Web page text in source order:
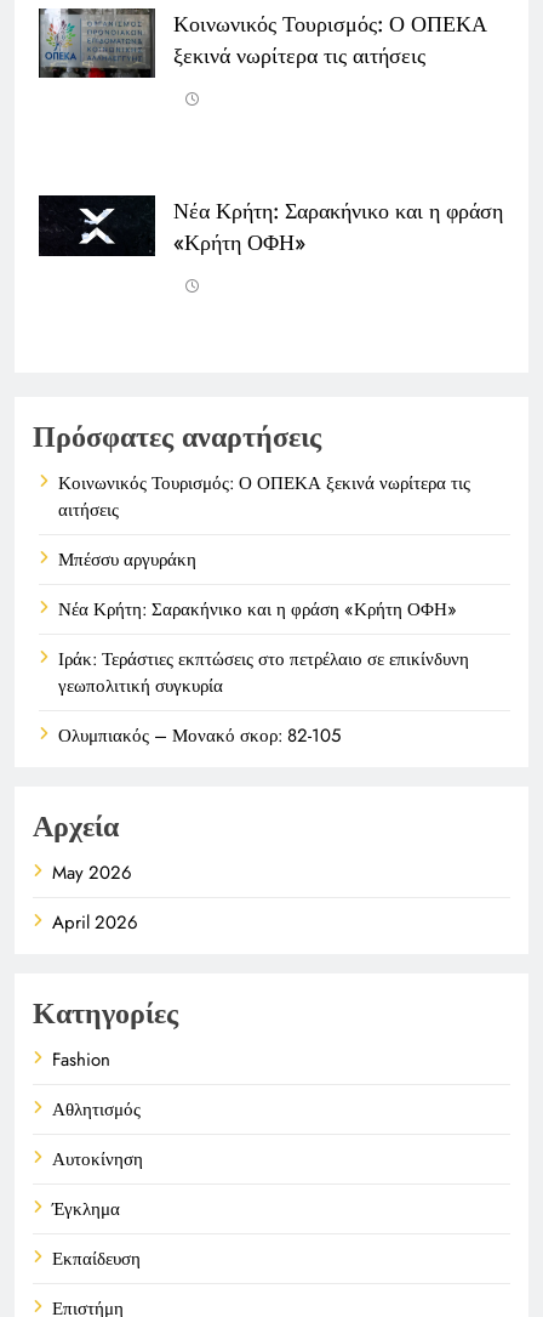
Κοινωνικός Τουρισμός: Ο ΟΠΕΚΑ
ξεκινά νωρίτερα τις αιτήσεις
Νέα Κρήτη: Σαρακήνικο και η φράση
«Κρήτη ΟΦΗ»
Πρόσφατες αναρτήσεις
Κοινωνικός Τουρισμός: Ο ΟΠΕΚΑ ξεκινά νωρίτερα τις
αιτήσεις
Μπέσσυ αργυράκη
Νέα Κρήτη: Σαρακήνικο και η φράση «Κρήτη ΟΦΗ»
Ιράκ: Τεράστιες εκπτώσεις στο πετρέλαιο σε επικίνδυνη
γεωπολιτική συγκυρία
Ολυμπιακός – Μονακό σκορ: 82-105
Αρχεία
May 2026
April 2026
Κατηγορίες
Fashion
Αθλητισμός
Αυτοκίνηση
Έγκλημα
Εκπαίδευση
Επιστήμη